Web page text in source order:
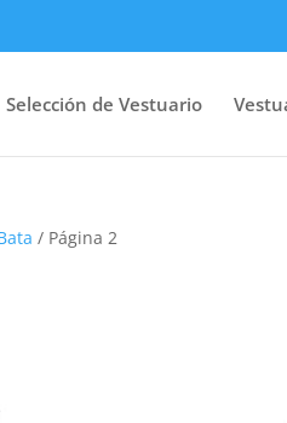
Selección de Vestuario
/ Página 2